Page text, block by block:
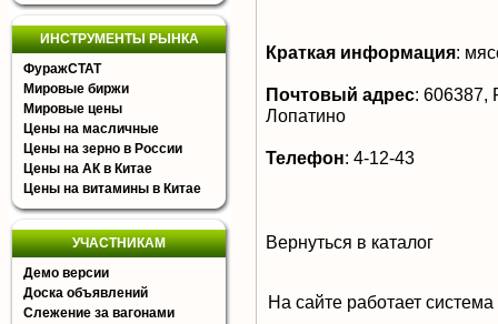
ИНСТРУМЕНТЫ РЫНКА
ФуражСТАТ
Мировые биржи
Мировые цены
Цены на масличные
Цены на зерно в России
Цены на АК в Китае
Цены на витамины в Китае
УЧАСТНИКАМ
Демо версии
Доска объявлений
Слежение за вагонами
Краткая информация:
Почтовый адрес: 606387,
Лопатино
Телефон: 4-12-43
Вернуться в каталог
На сайте работает